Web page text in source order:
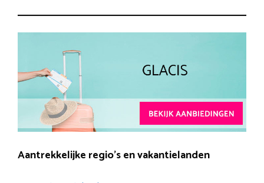
Aantrekkelijke regio’s en vakantielanden